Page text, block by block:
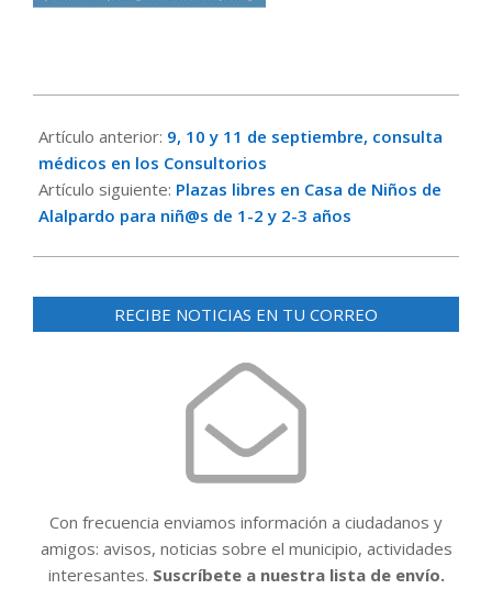
09-
06
Artículo anterior: 9, 10 y 11 de septiembre, consulta
médicos en los Consultorios
Artículo siguiente: Plazas libres en Casa de Niños de
Alalpardo para niñ@s de 1-2 y 2-3 años
RECIBE NOTICIAS EN TU CORREO
Con frecuencia enviamos información a ciudadanos y
amigos: avisos, noticias sobre el municipio, actividades
interesantes. Suscríbete a nuestra lista de envío.